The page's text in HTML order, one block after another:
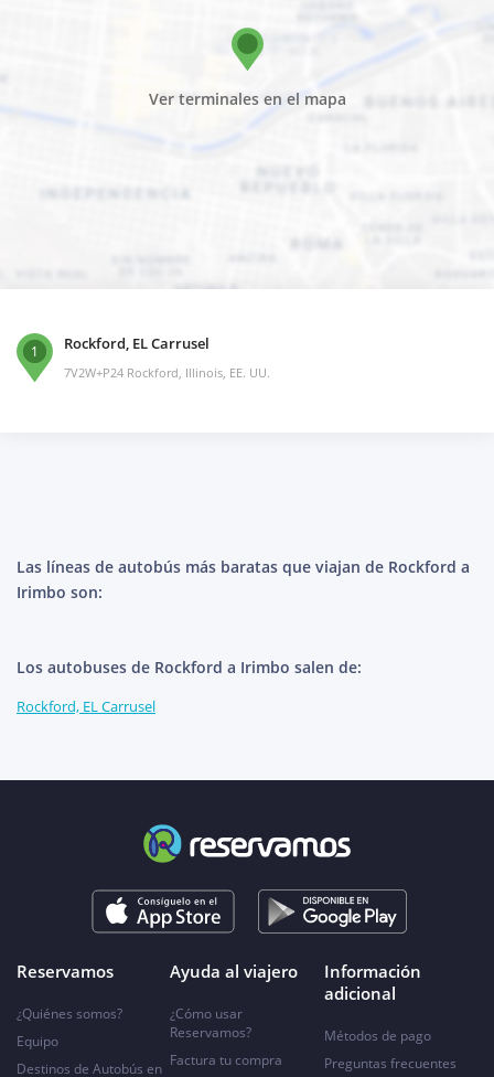
Ver terminales en el mapa
1 Rockford, EL Carrusel
7V2W+P24 Rockford, Illinois, EE. UU.
Las líneas de autobús más baratas que viajan de Rockford a
Irimbo son:
Los autobuses de Rockford a Irimbo salen de:
Rockford, EL Carrusel
Reservamos
¿Quiénes somos?
Equipo
Destinos de Autobús en
Ayuda al viajero
¿Cómo usar
Reservamos?
Factura tu compra
Información
adicional
Métodos de pago
Preguntas frecuentes